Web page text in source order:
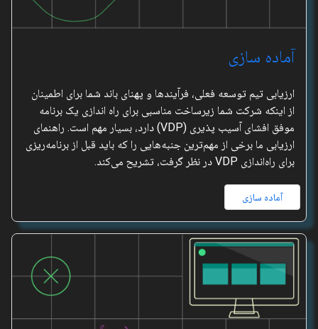
آماده سازی
ارزیابی تیم توسعه فعلی، فرآیندها و پهنای باند شما برای اطمینان
از اینکه شرکت شما زیرساخت مناسبی برای راه اندازی یک برنامه
موفق افشای آسیب پذیری (VDP) دارد، بسیار مهم است. راهنمای
ارزیابی ما برخی از مهم‌ترین جنبه‌هایی را که باید قبل از برنامه‌ریزی
برای راه‌اندازی VDP در نظر گرفت، تشریح می‌کند.
آماده سازی